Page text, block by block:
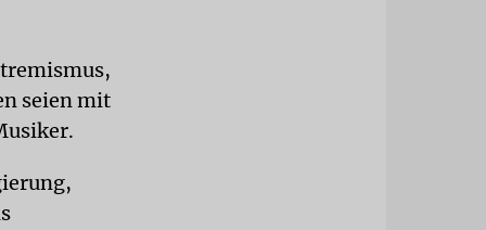
seien mit